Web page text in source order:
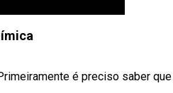
é preciso saber que